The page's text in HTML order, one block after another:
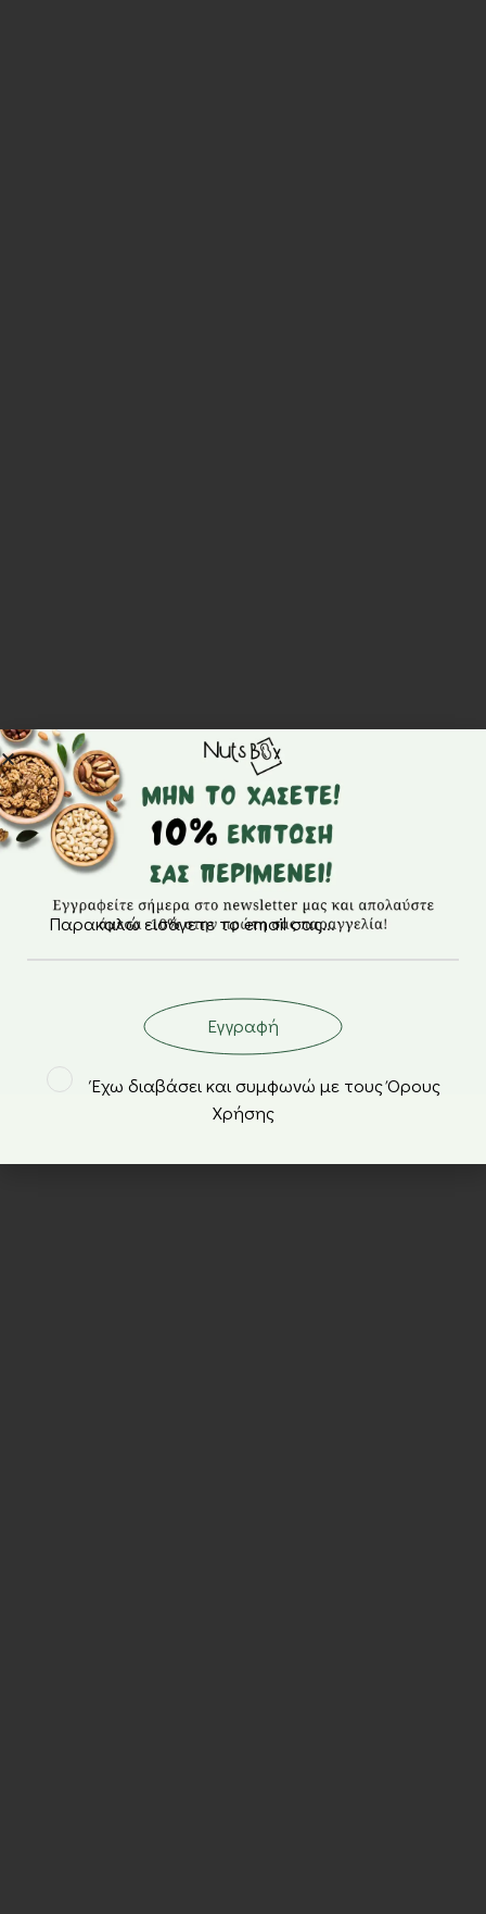
Εγγραφή
Έχω διαβάσει και συμφωνώ με τους Όρους
Χρήσης